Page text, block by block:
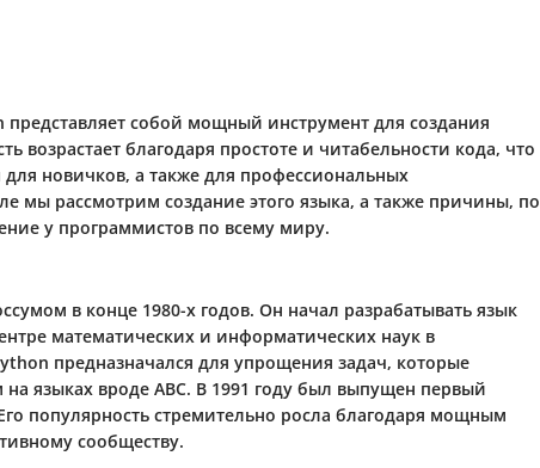
собой мощный инструмент для создания
возрастает благодаря простоте и читабельности кода, что
новичков, а также для профессиональных
мы рассмотрим создание этого языка, а также причины, по
у программистов по всему миру.
в конце 1980-х годов. Он начал разрабатывать язык
математических и информатических наук в
предназначался для упрощения задач, которые
языках вроде ABC. В 1991 году был выпущен первый
популярность стремительно росла благодаря мощным
сообществу.